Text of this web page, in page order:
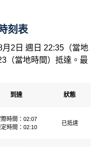
刻表
2日 週日 22:35（當地
（當地時間）抵達。最
到達 狀態
際時間：02:07
定時間：02:10
已抵達